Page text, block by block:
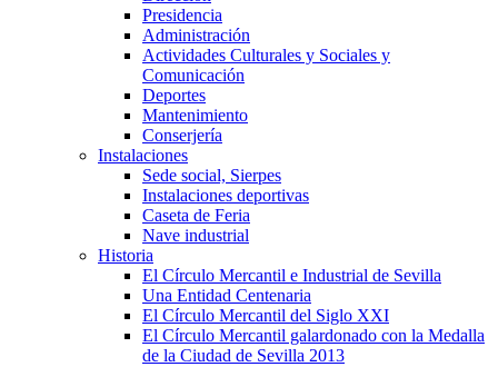
Presidencia
Administración
Actividades Culturales y Sociales y
Comunicación
Deportes
Mantenimiento
Conserjería
Instalaciones
Sede social, Sierpes
Instalaciones deportivas
Caseta de Feria
Nave industrial
Historia
El Círculo Mercantil e Industrial de Sevilla
Una Entidad Centenaria
El Círculo Mercantil del Siglo XXI
El Círculo Mercantil galardonado con la Medalla
de la Ciudad de Sevilla 2013